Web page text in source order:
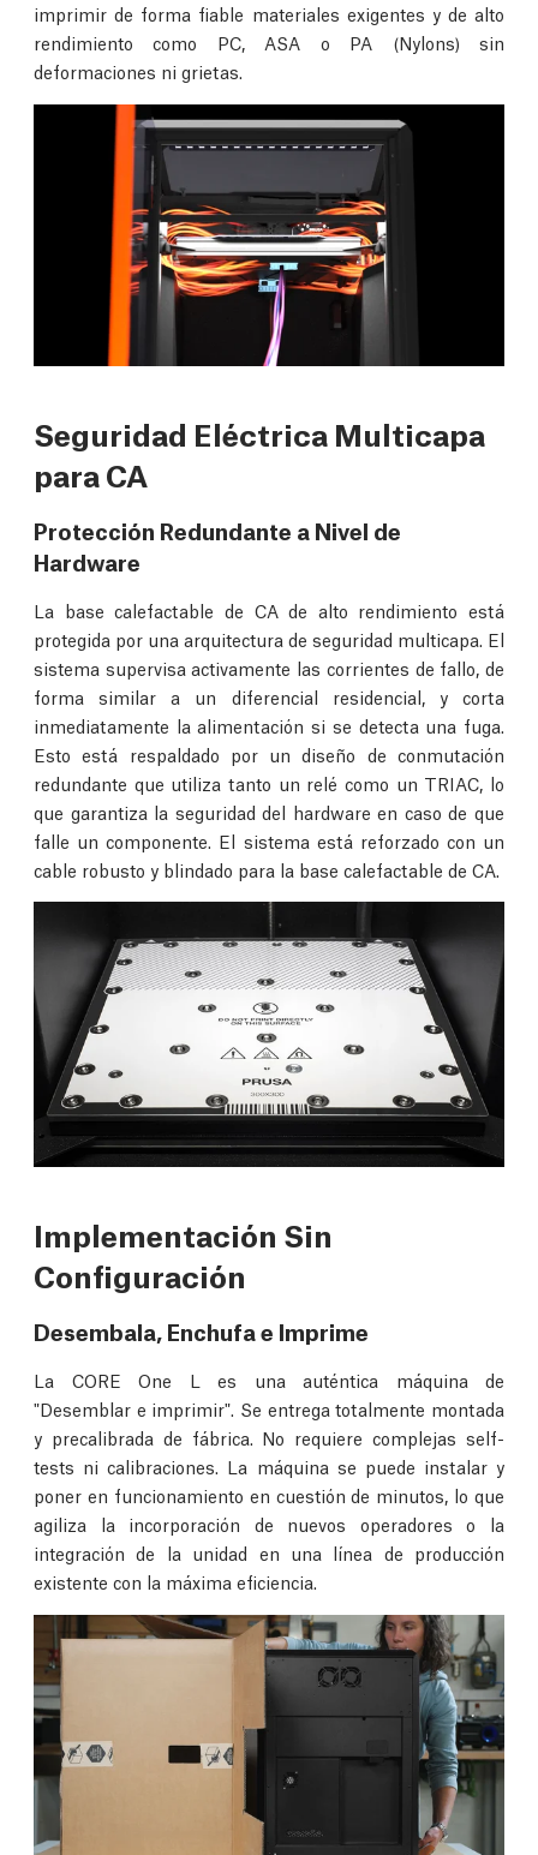
imprimir de forma fiable materiales exigentes y de alto
rendimiento como PC, ASA o PA (Nylons) sin
deformaciones ni grietas.
Seguridad Eléctrica Multicapa
para CA
Protección Redundante a Nivel de
Hardware
La base calefactable de CA de alto rendimiento está
protegida por una arquitectura de seguridad multicapa. El
sistema supervisa activamente las corrientes de fallo, de
forma similar a un diferencial residencial, y corta
inmediatamente la alimentación si se detecta una fuga.
Esto está respaldado por un diseño de conmutación
redundante que utiliza tanto un relé como un TRIAC, lo
que garantiza la seguridad del hardware en caso de que
falle un componente. El sistema está reforzado con un
cable robusto y blindado para la base calefactable de CA.
Implementación Sin
Configuración
Desembala, Enchufa e Imprime
La CORE One L es una auténtica máquina de
"Desemblar e imprimir". Se entrega totalmente montada
y precalibrada de fábrica. No requiere complejas self-
tests ni calibraciones. La máquina se puede instalar y
poner en funcionamiento en cuestión de minutos, lo que
agiliza la incorporación de nuevos operadores o la
integración de la unidad en una línea de producción
existente con la máxima eficiencia.